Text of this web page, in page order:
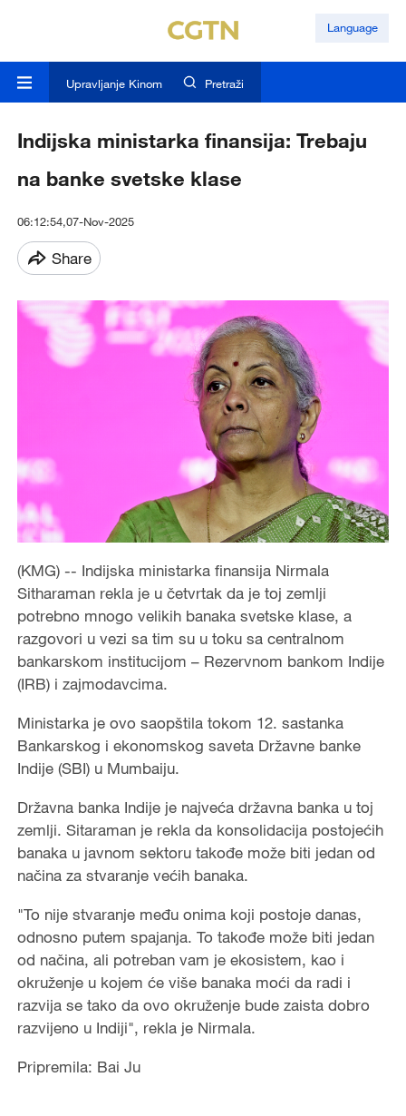
Language
Upravljanje Kinom Pretraži
Indijska ministarka finansija: Trebaju
na banke svetske klase
06:12:54,07-Nov-2025
Share
(KMG) -- Indijska ministarka finansija Nirmala
Sitharaman rekla je u četvrtak da je toj zemlji
potrebno mnogo velikih banaka svetske klase, a
razgovori u vezi sa tim su u toku sa centralnom
bankarskom institucijom – Rezervnom bankom Indije
(IRB) i zajmodavcima.
Ministarka je ovo saopštila tokom 12. sastanka
Bankarskog i ekonomskog saveta Državne banke
Indije (SBI) u Mumbaiju.
Državna banka Indije je najveća državna banka u toj
zemlji. Sitaraman je rekla da konsolidacija postojećih
banaka u javnom sektoru takođe može biti jedan od
načina za stvaranje većih banaka.
"To nije stvaranje među onima koji postoje danas,
odnosno putem spajanja. To takođe može biti jedan
od načina, ali potreban vam je ekosistem, kao i
okruženje u kojem će više banaka moći da radi i
razvija se tako da ovo okruženje bude zaista dobro
razvijeno u Indiji", rekla je Nirmala.
Pripremila: Bai Ju